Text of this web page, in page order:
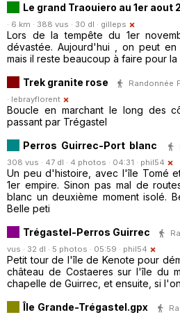
Le grand Traouiero au 1er aout
· 6 km · 388 vus · 30 dl · gilleps
Lors de la tempête du 1er
dévastée. Aujourd'hui , on peut en
mais il reste beaucoup à faire pour la
Trek granite rose
Randonnée
· lebrayflorent
Boucle en marchant le long des
passant par Trégastel
Perros Guirrec-Port blanc
308 vus · 47 dl · 4 photos · 04:31 · phil54
Un peu d'histoire, avec l'île Tomé
1er empire. Sinon pas mal de
blanc un deuxième moment isolé.
Belle peti
Trégastel-Perros Guirrec
vus · 32 dl · 5 photos · 05:59 · phil54
Petit tour de l'île de Kenote pour
château de Costaeres sur l'île du
chapelle de Guirrec, et ensuite, si
Île Grande-Trégastel.gpx